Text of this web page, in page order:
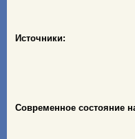
Источники:
Современное состояние